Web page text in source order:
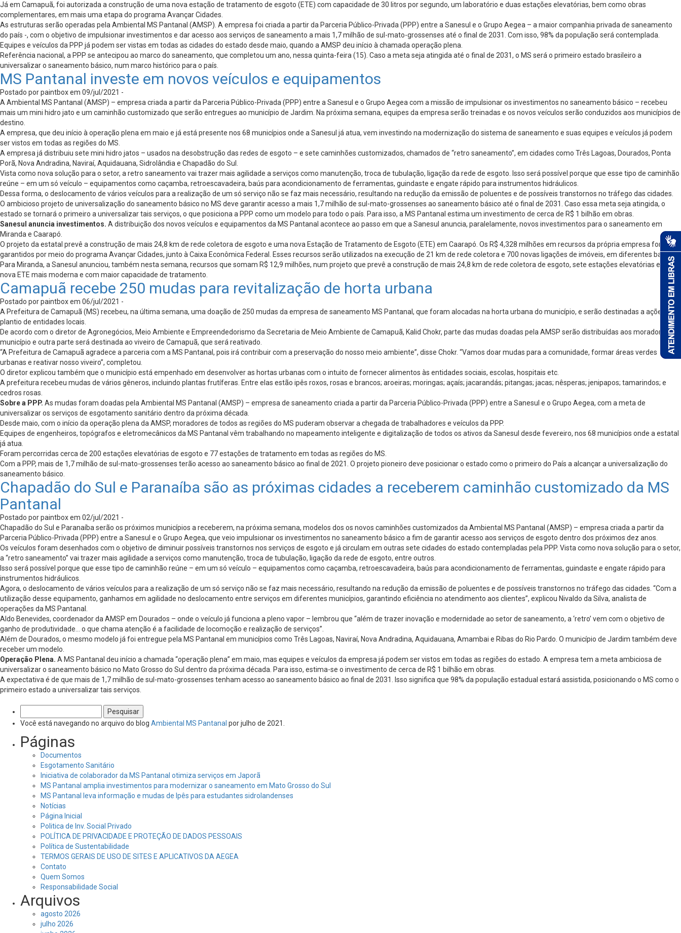
Já em Camapuã, foi autorizada a construção de uma nova estação de tratamento de esgoto (ETE) com capacidade de 30 litros por segundo, um laboratório e duas estações elevatórias, bem como obras
complementares, em mais uma etapa do programa Avançar Cidades.
As estruturas serão operadas pela Ambiental MS Pantanal (AMSP). A empresa foi criada a partir da Parceria Público-Privada (PPP) entre a Sanesul e o Grupo Aegea – a maior companhia privada de saneamento
do país -, com o objetivo de impulsionar investimentos e dar acesso aos serviços de saneamento a mais 1,7 milhão de sul-mato-grossenses até o final de 2031. Com isso, 98% da população será contemplada.
Equipes e veículos da PPP já podem ser vistas em todas as cidades do estado desde maio, quando a AMSP deu início à chamada operação plena.
Referência nacional, a PPP se antecipou ao marco do saneamento, que completou um ano, nessa quinta-feira (15). Caso a meta seja atingida até o final de 2031, o MS será o primeiro estado brasileiro a
universalizar o saneamento básico, num marco histórico para o país.
MS Pantanal investe em novos veículos e equipamentos
Postado por paintbox em 09/jul/2021 -
A Ambiental MS Pantanal (AMSP) – empresa criada a partir da Parceria Público-Privada (PPP) entre a Sanesul e o Grupo Aegea com a missão de impulsionar os investimentos no saneamento básico – recebeu
mais um mini hidro jato e um caminhão customizado que serão entregues ao município de Jardim. Na próxima semana, equipes da empresa serão treinadas e os novos veículos serão conduzidos aos municípios de
destino.
A empresa, que deu início à operação plena em maio e já está presente nos 68 municípios onde a Sanesul já atua, vem investindo na modernização do sistema de saneamento e suas equipes e veículos já podem
ser vistos em todas as regiões do MS.
A empresa já distribuiu sete mini hidro jatos – usados na desobstrução das redes de esgoto – e sete caminhões customizados, chamados de “retro saneamento”, em cidades como Três Lagoas, Dourados, Ponta
Porã, Nova Andradina, Naviraí, Aquidauana, Sidrolândia e Chapadão do Sul.
Vista como nova solução para o setor, a retro saneamento vai trazer mais agilidade a serviços como manutenção, troca de tubulação, ligação da rede de esgoto. Isso será possível porque que esse tipo de caminhão
reúne – em um só veículo – equipamentos como caçamba, retroescavadeira, baús para acondicionamento de ferramentas, guindaste e engate rápido para instrumentos hidráulicos.
Dessa forma, o deslocamento de vários veículos para a realização de um só serviço não se faz mais necessário, resultando na redução da emissão de poluentes e de possíveis transtornos no tráfego das cidades.
O ambicioso projeto de universalização do saneamento básico no MS deve garantir acesso a mais 1,7 milhão de sul-mato-grossenses ao saneamento básico até o final de 2031. Caso essa meta seja atingida, o
estado se tornará o primeiro a universalizar tais serviços, o que posiciona a PPP como um modelo para todo o país. Para isso, a MS Pantanal estima um investimento de cerca de R$ 1 bilhão em obras.
Sanesul anuncia investimentos. A distribuição dos novos veículos e equipamentos da MS Pantanal acontece ao passo em que a Sanesul anuncia, paralelamente, novos investimentos para o saneamento em
Miranda e Caarapó.
O projeto da estatal prevê a construção de mais 24,8 km de rede coletora de esgoto e uma nova Estação de Tratamento de Esgoto (ETE) em Caarapó. Os R$ 4,328 milhões em recursos da própria empresa foram
garantidos por meio do programa Avançar Cidades, junto à Caixa Econômica Federal. Esses recursos serão utilizados na execução de 21 km de rede coletora e 700 novas ligações de imóveis, em diferentes bairros.
Para Miranda, a Sanesul anunciou, também nesta semana, recursos que somam R$ 12,9 milhões, num projeto que prevê a construção de mais 24,8 km de rede coletora de esgoto, sete estações elevatórias e uma
nova ETE mais moderna e com maior capacidade de tratamento.
Camapuã recebe 250 mudas para revitalização de horta urbana
Postado por paintbox em 06/jul/2021 -
A Prefeitura de Camapuã (MS) recebeu, na última semana, uma doação de 250 mudas da empresa de saneamento MS Pantanal, que foram alocadas na horta urbana do município, e serão destinadas a ações de
plantio de entidades locais.
De acordo com o diretor de Agronegócios, Meio Ambiente e Empreendedorismo da Secretaria de Meio Ambiente de Camapuã, Kalid Chokr, parte das mudas doadas pela AMSP serão distribuídas aos moradores do
município e outra parte será destinada ao viveiro de Camapuã, que será reativado.
“A Prefeitura de Camapuã agradece a parceria com a MS Pantanal, pois irá contribuir com a preservação do nosso meio ambiente”, disse Chokr. “Vamos doar mudas para a comunidade, formar áreas verdes
urbanas e reativar nosso viveiro”, completou.
O diretor explicou também que o município está empenhado em desenvolver as hortas urbanas com o intuito de fornecer alimentos às entidades sociais, escolas, hospitais etc.
A prefeitura recebeu mudas de vários gêneros, incluindo plantas frutíferas. Entre elas estão ipês roxos, rosas e brancos; aroeiras; moringas; açaís; jacarandás; pitangas; jacas; nêsperas; jenipapos; tamarindos; e
cedros rosas.
Sobre a PPP. As mudas foram doadas pela Ambiental MS Pantanal (AMSP) – empresa de saneamento criada a partir da Parceria Público-Privada (PPP) entre a Sanesul e o Grupo Aegea, com a meta de
universalizar os serviços de esgotamento sanitário dentro da próxima década.
Desde maio, com o início da operação plena da AMSP, moradores de todos as regiões do MS puderam observar a chegada de trabalhadores e veículos da PPP.
Equipes de engenheiros, topógrafos e eletromecânicos da MS Pantanal vêm trabalhando no mapeamento inteligente e digitalização de todos os ativos da Sanesul desde fevereiro, nos 68 municípios onde a estatal
já atua.
Foram percorridas cerca de 200 estações elevatórias de esgoto e 77 estações de tratamento em todas as regiões do MS.
Com a PPP, mais de 1,7 milhão de sul-mato-grossenses terão acesso ao saneamento básico ao final de 2021. O projeto pioneiro deve posicionar o estado como o primeiro do País a alcançar a universalização do
saneamento básico.
Chapadão do Sul e Paranaíba são as próximas cidades a receberem caminhão customizado da MS
Pantanal
Postado por paintbox em 02/jul/2021 -
Chapadão do Sul e Paranaíba serão os próximos municípios a receberem, na próxima semana, modelos dos os novos caminhões customizados da Ambiental MS Pantanal (AMSP) – empresa criada a partir da
Parceria Público-Privada (PPP) entre a Sanesul e o Grupo Aegea, que veio impulsionar os investimentos no saneamento básico a fim de garantir acesso aos serviços de esgoto dentro dos próximos dez anos.
Os veículos foram desenhados com o objetivo de diminuir possíveis transtornos nos serviços de esgoto e já circulam em outras sete cidades do estado contempladas pela PPP. Vista como nova solução para o setor,
a “retro saneamento” vai trazer mais agilidade a serviços como manutenção, troca de tubulação, ligação da rede de esgoto, entre outros.
Isso será possível porque que esse tipo de caminhão reúne – em um só veículo – equipamentos como caçamba, retroescavadeira, baús para acondicionamento de ferramentas, guindaste e engate rápido para
instrumentos hidráulicos.
Agora, o deslocamento de vários veículos para a realização de um só serviço não se faz mais necessário, resultando na redução da emissão de poluentes e de possíveis transtornos no tráfego das cidades. “Com a
utilização desse equipamento, ganhamos em agilidade no deslocamento entre serviços em diferentes municípios, garantindo eficiência no atendimento aos clientes”, explicou Nivaldo da Silva, analista de
operações da MS Pantanal.
Aldo Benevides, coordenador da AMSP em Dourados – onde o veículo já funciona a pleno vapor – lembrou que “além de trazer inovação e modernidade ao setor de saneamento, a ‘retro’ vem com o objetivo de
ganho de produtividade… o que chama atenção é a facilidade de locomoção e realização de serviços”.
Além de Dourados, o mesmo modelo já foi entregue pela MS Pantanal em municípios como Três Lagoas, Naviraí, Nova Andradina, Aquidauana, Amambai e Ribas do Rio Pardo. O município de Jardim também deve
receber um modelo.
Operação Plena. A MS Pantanal deu início a chamada “operação plena” em maio, mas equipes e veículos da empresa já podem ser vistos em todas as regiões do estado. A empresa tem a meta ambiciosa de
universalizar o saneamento básico no Mato Grosso do Sul dentro da próxima década. Para isso, estima-se o investimento de cerca de R$ 1 bilhão em obras.
A expectativa é de que mais de 1,7 milhão de sul-mato-grossenses tenham acesso ao saneamento básico ao final de 2031. Isso significa que 98% da população estadual estará assistida, posicionando o MS como o
primeiro estado a universalizar tais serviços.
por:
Você está navegando no arquivo do blog Ambiental MS Pantanal por julho de 2021.
Páginas
Documentos
Esgotamento Sanitário
Iniciativa de colaborador da MS Pantanal otimiza serviços em Japorã
MS Pantanal amplia investimentos para modernizar o saneamento em Mato Grosso do Sul
MS Pantanal leva informação e mudas de Ipês para estudantes sidrolandenses
Notícias
Página Inicial
Politica de Inv. Social Privado
POLÍTICA DE PRIVACIDADE E PROTEÇÃO DE DADOS PESSOAIS
Política de Sustentabilidade
TERMOS GERAIS DE USO DE SITES E APLICATIVOS DA AEGEA
Contato
Quem Somos
Responsabilidade Social
Arquivos
agosto 2026
julho 2026